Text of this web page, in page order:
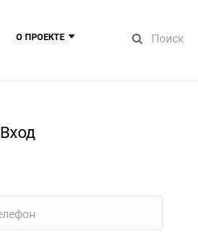
О ПРОЕКТЕ
Сертификаты ОМК
Вакансии
Вход